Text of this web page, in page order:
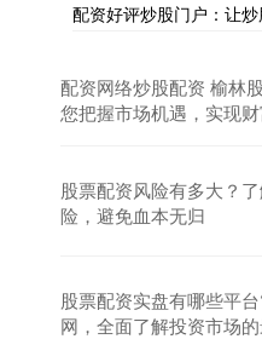
配资好评炒股门户：让
配资网络炒股配资 榆林
您把握市场机遇，实现
股票配资风险有多大？
险，避免血本无归
股票配资实盘有哪些平
网，全面了解投资市场